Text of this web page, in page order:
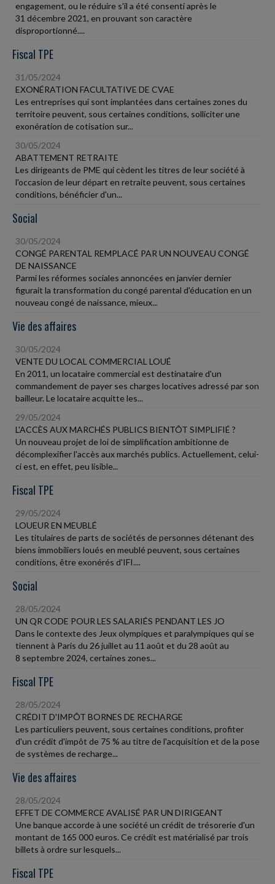
engagement, ou le réduire s'il a été consenti après le
31 décembre 2021, en prouvant son caractère
disproportionné....
Fiscal TPE
31/05/2024
EXONÉRATION FACULTATIVE DE CVAE
Les entreprises qui sont implantées dans certaines zones du
territoire peuvent, sous certaines conditions, solliciter une
exonération de cotisation sur...
30/05/2024
ABATTEMENT RETRAITE
Les dirigeants de PME qui cèdent les titres de leur société à
l'occasion de leur départ en retraite peuvent, sous certaines
conditions, bénéficier d'un...
Social
30/05/2024
CONGÉ PARENTAL REMPLACÉ PAR UN NOUVEAU CONGÉ
DE NAISSANCE
Parmi les réformes sociales annoncées en janvier dernier
figurait la transformation du congé parental d'éducation en un
nouveau congé de naissance, mieux...
Vie des affaires
30/05/2024
VENTE DU LOCAL COMMERCIAL LOUÉ
En 2011, un locataire commercial est destinataire d'un
commandement de payer ses charges locatives adressé par son
bailleur. Le locataire acquitte les...
29/05/2024
L'ACCÈS AUX MARCHÉS PUBLICS BIENTÔT SIMPLIFIÉ ?
Un nouveau projet de loi de simplification ambitionne de
décomplexifier l'accès aux marchés publics. Actuellement, celui-
ci est, en effet, peu lisible...
Fiscal TPE
29/05/2024
LOUEUR EN MEUBLÉ
Les titulaires de parts de sociétés de personnes détenant des
biens immobiliers loués en meublé peuvent, sous certaines
conditions, être exonérés d'IFI....
Social
28/05/2024
UN QR CODE POUR LES SALARIÉS PENDANT LES JO
Dans le contexte des Jeux olympiques et paralympiques qui se
tiennent à Paris du 26 juillet au 11 août et du 28 août au
8 septembre 2024, certaines zones...
Fiscal TPE
28/05/2024
CRÉDIT D'IMPÔT BORNES DE RECHARGE
Les particuliers peuvent, sous certaines conditions, profiter
d'un crédit d'impôt de 75 % au titre de l'acquisition et de la pose
de systèmes de recharge...
Vie des affaires
28/05/2024
EFFET DE COMMERCE AVALISÉ PAR UN DIRIGEANT
Une banque accorde à une société un crédit de trésorerie d'un
montant de 165 000 euros. Ce crédit est matérialisé par trois
billets à ordre sur lesquels...
Fiscal TPE